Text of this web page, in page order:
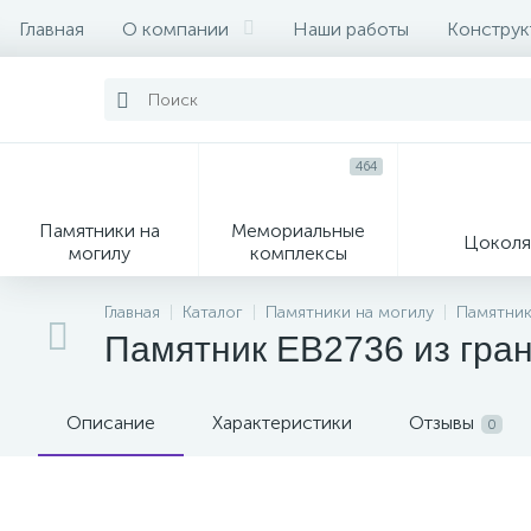
Главная О компании Наши работы
Памятники на
могилу
Мемориальные
комплексы
464
Цоколя
Декор на памятник
Главная Каталог Памятники на могилу
Памятник EB2736 из
Описание Характеристики Отзывы 0